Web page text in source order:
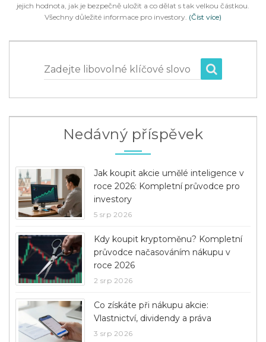
jejich hodnota, jak je bezpečně uložit a co dělat s tak velkou částkou.
Všechny důležité informace pro investory. (Číst více)
Zadejte libovolné klíčové slovo
Nedávný příspěvek
Jak koupit akcie umělé inteligence v
roce 2026: Kompletní průvodce pro
investory
5 srp 2026
Kdy koupit kryptoměnu? Kompletní
průvodce načasováním nákupu v
roce 2026
2 srp 2026
Co získáte při nákupu akcie:
Vlastnictví, dividendy a práva
3 srp 2026